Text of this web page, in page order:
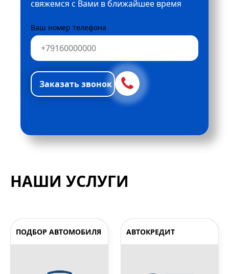
свяжемся с Вами в ближайшее время
Ваш номер телефона
НАШИ УСЛУГИ
ПОДБОР АВТОМОБИЛЯ АВТОКРЕДИТ